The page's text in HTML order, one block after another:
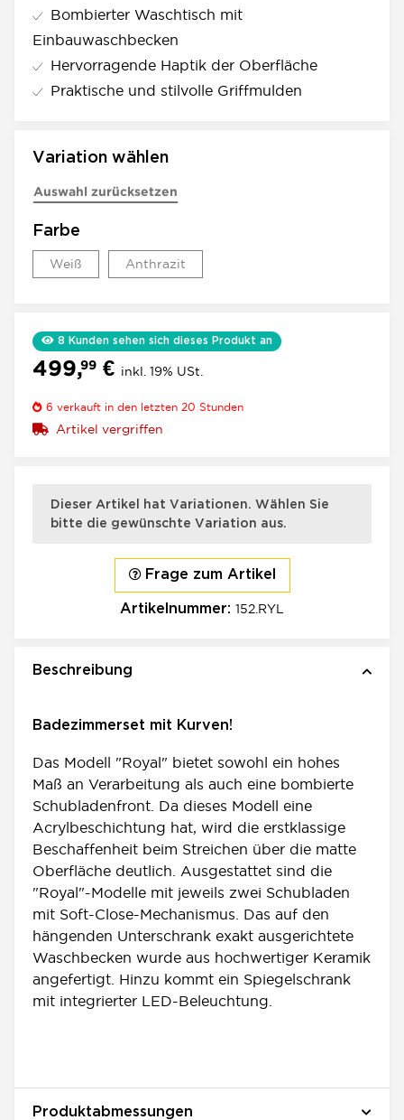
Bombierter Waschtisch mit
Einbauwaschbecken
Hervorragende Haptik der Oberfläche
Praktische und stilvolle Griffmulden
Variation wählen
Auswahl zurücksetzen
Farbe
Weiß Anthrazit
8 Kunden sehen sich dieses Produkt an
499,99 € inkl. 19% USt.
6 verkauft in den letzten 20 Stunden
Artikel vergriffen
xDieser Artikel hat Variationen. Wählen Sie
bitte die gewünschte Variation aus.
Frage zum Artikel
Artikelnummer: 152.RYL
Beschreibung
Badezimmerset mit Kurven!
Das Modell "Royal" bietet sowohl ein hohes
Maß an Verarbeitung als auch eine bombierte
Schubladenfront. Da dieses Modell eine
Acrylbeschichtung hat, wird die erstklassige
Beschaffenheit beim Streichen über die matte
Oberfläche deutlich. Ausgestattet sind die
"Royal"-Modelle mit jeweils zwei Schubladen
mit Soft-Close-Mechanismus. Das auf den
hängenden Unterschrank exakt ausgerichtete
Waschbecken wurde aus hochwertiger Keramik
angefertigt. Hinzu kommt ein Spiegelschrank
mit integrierter LED-Beleuchtung.
Produktabmessungen